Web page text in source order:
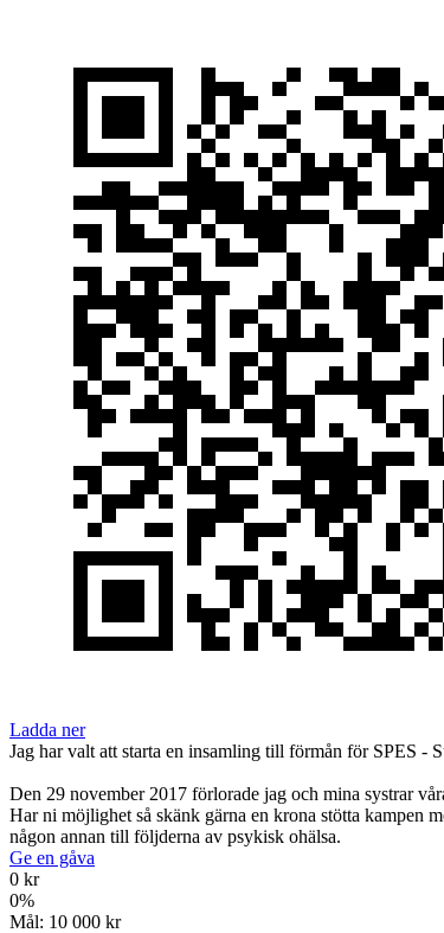
Ladda ner
Jag har valt att starta en insamling till förmån för SPES -
Den 29 november 2017 förlorade jag och mina systrar
Har ni möjlighet så skänk gärna en krona stötta kampen
någon annan till följderna av psykisk ohälsa.
Ge en gåva
0 kr
0%
Mål: 10 000 kr